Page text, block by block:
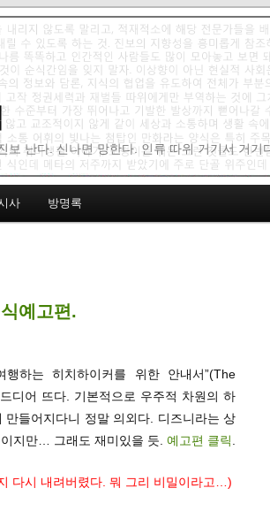
난다. 신나면 망한다. 인류 따위 거기서 거기
사 방명록
예고편.
하는 히치하이커를 위한 안내서”(The
디어 뜨다. 기본적으로 우주적 차원의 하
들어지다니 정말 의외다. 디즈니라는 상
지만… 그래도 재미있을 듯. 예고편 클릭
다시 내려버렸다. 뭐 그리 비밀이라고…)